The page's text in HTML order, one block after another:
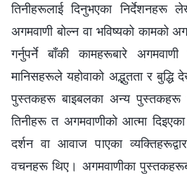
तिनीहरूलाई दिनुभएका निर्देशनहरू
अगमवाणी बोल्न वा भविष्यको कामको
गर्नुपर्ने बाँकी कामहरूबारे
मानिसहरूले यहोवाको अद्भुतता र
पुस्तकहरू बाइबलका अन्य पुस्तकहरू
तिनीहरू त अगमवाणीको आत्मा दिइएका
दर्शन वा आवाज पाएका
वचनहरू थिए। अगमवाणीका